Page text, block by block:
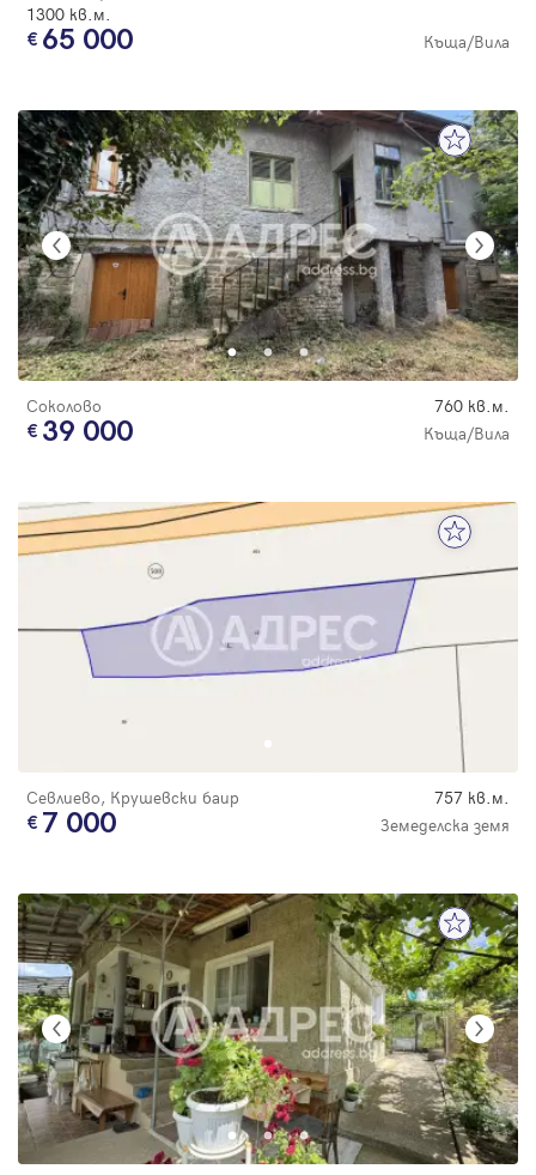
1300 кв.м.
65 000 Къща/Вила
Соколово 760 кв.м.
39 000 Къща/Вила
Севлиево, Крушевски баир 757 кв.м.
7 000 Земеделска земя